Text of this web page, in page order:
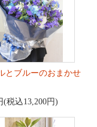
とブルーのおまかせ
(税込13,200円)